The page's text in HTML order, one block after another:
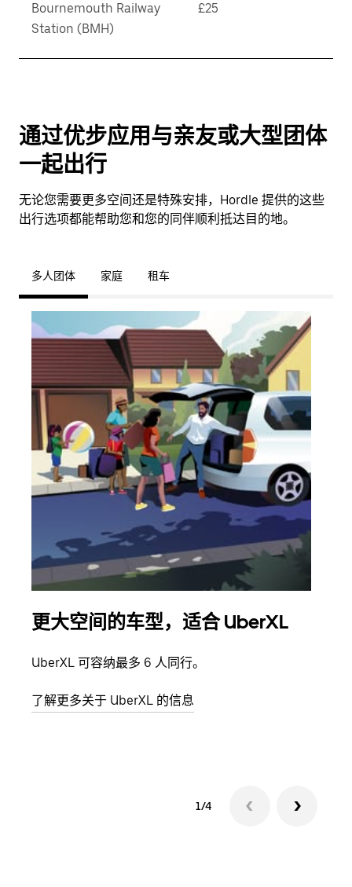
Bournemouth Railway
Station (BMH)
£25
通过优步应用与亲友或大型团体
一起出行
无论您需要更多空间还是特殊安排，Hordle 提供的这些
出行选项都能帮助您和您的同伴顺利抵达目的地。
多人团体 家庭 租车
更大空间的车型，适合 UberXL
UberXL 可容纳最多 6 人同行。
了解更多关于 UberXL 的信息
1/4